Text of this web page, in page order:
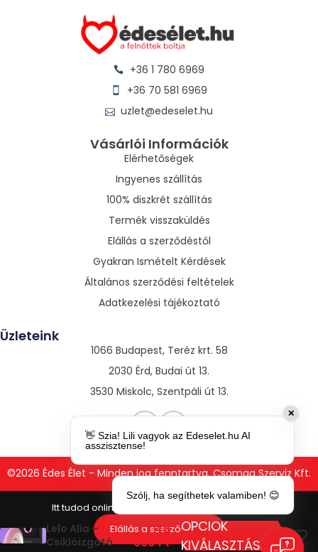
+36 1 780 6969
+36 70 581 6969
uzlet@edeselet.hu
Vásárlói Információk
Elérhetőségek
Ingyenes szállítás
100% diszkrét szállítás
Termék visszaküldés
Elállás a szerződéstől
Gyakran Ismételt Kérdések
Általános szerződési feltételek
Adatkezelési tájékoztató
Üzleteink
1066 Budapest, Teréz krt. 58
2030 Érd, Budai út 13.
3530 Miskolc, Szentpáli út 13.
©2026 Édes Élet - Minden jog fenntartva. Csomag Szerviz Kft.
Lelo Alia –
Csiklóizgató
48
990Ft
OPCIÓK
KIVÁLASZTÁSA
Elállás a szerződéstől
✕
👋 Szia! Lili vagyok az Edeselet.hu AI
asszisztense!
Szólj, ha segíthetek valamiben! 😊